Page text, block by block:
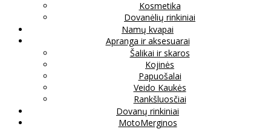
Kosmetika
Dovanėlių rinkiniai
Namų kvapai
Apranga ir aksesuarai
Šalikai ir skaros
Kojinės
Papuošalai
Veido Kaukės
Rankšluosčiai
Dovanų rinkiniai
MotoMerginos